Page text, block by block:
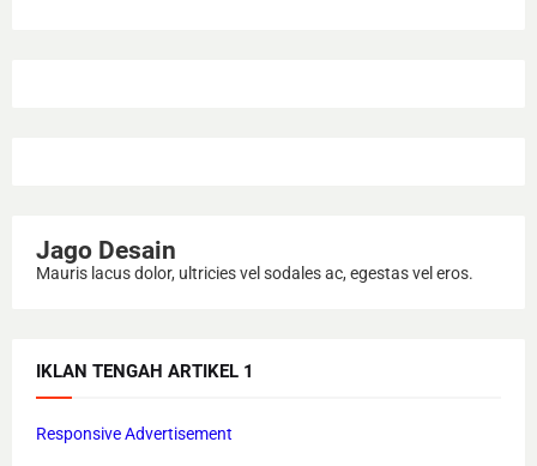
Jago Desain
Mauris lacus dolor, ultricies vel sodales ac, egestas vel eros.
IKLAN TENGAH ARTIKEL 1
Responsive Advertisement